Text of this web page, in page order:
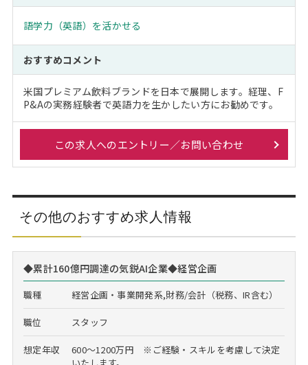
語学力（英語）を活かせる
おすすめコメント
米国プレミアム飲料ブランドを日本で展開します。経理、F
P&Aの実務経験者で英語力を生かしたい方にお勧めです。
この求人へのエントリー／お問い合わせ
その他のおすすめ求人情報
◆累計160億円調達の気鋭AI企業◆経営企画
職種 経営企画・事業開発系,財務/会計（税務、IR含む）
職位 スタッフ
想定年収
600～1200万円 ※ご経験・スキルを考慮して決定